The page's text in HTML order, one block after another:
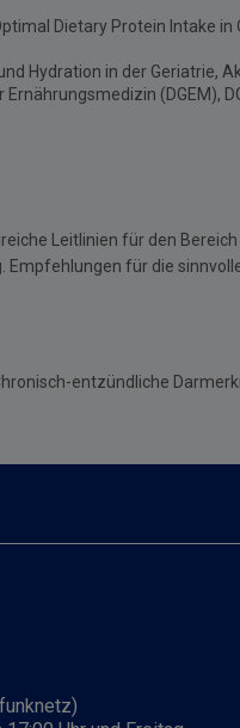
Dietary Protein Intake
Hydration in der
(DGEM),
Leitlinien für den
für die
entzündliche